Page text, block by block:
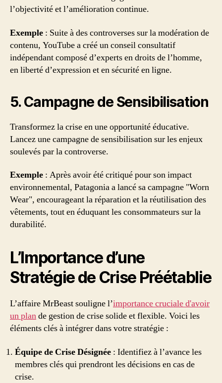
l’objectivité et l’amélioration continue.
Exemple : Suite à des controverses sur la modération de
contenu, YouTube a créé un conseil consultatif
indépendant composé d’experts en droits de l’homme,
en liberté d’expression et en sécurité en ligne.
5. Campagne de Sensibilisation
Transformez la crise en une opportunité éducative.
Lancez une campagne de sensibilisation sur les enjeux
soulevés par la controverse.
Exemple : Après avoir été critiqué pour son impact
environnemental, Patagonia a lancé sa campagne "Worn
Wear", encourageant la réparation et la réutilisation des
vêtements, tout en éduquant les consommateurs sur la
durabilité.
L’Importance d’une
Stratégie de Crise Préétablie
L’affaire MrBeast souligne l’importance cruciale d'avoir
un plande gestion de crise solide et flexible. Voici les
éléments clés à intégrer dans votre stratégie :
Équipe de Crise Désignée : Identifiez à l’avance les
membres clés qui prendront les décisions en cas de
crise.